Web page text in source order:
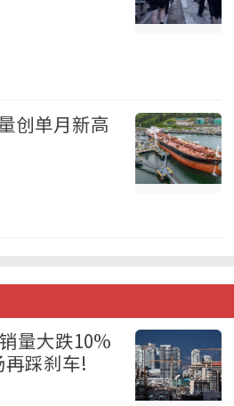
创单月新高
量大跌10%
再踩刹车!